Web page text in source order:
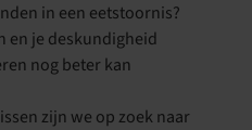
in een eetstoornis?
en je deskundigheid
nog beter kan
zijn we op zoek naar